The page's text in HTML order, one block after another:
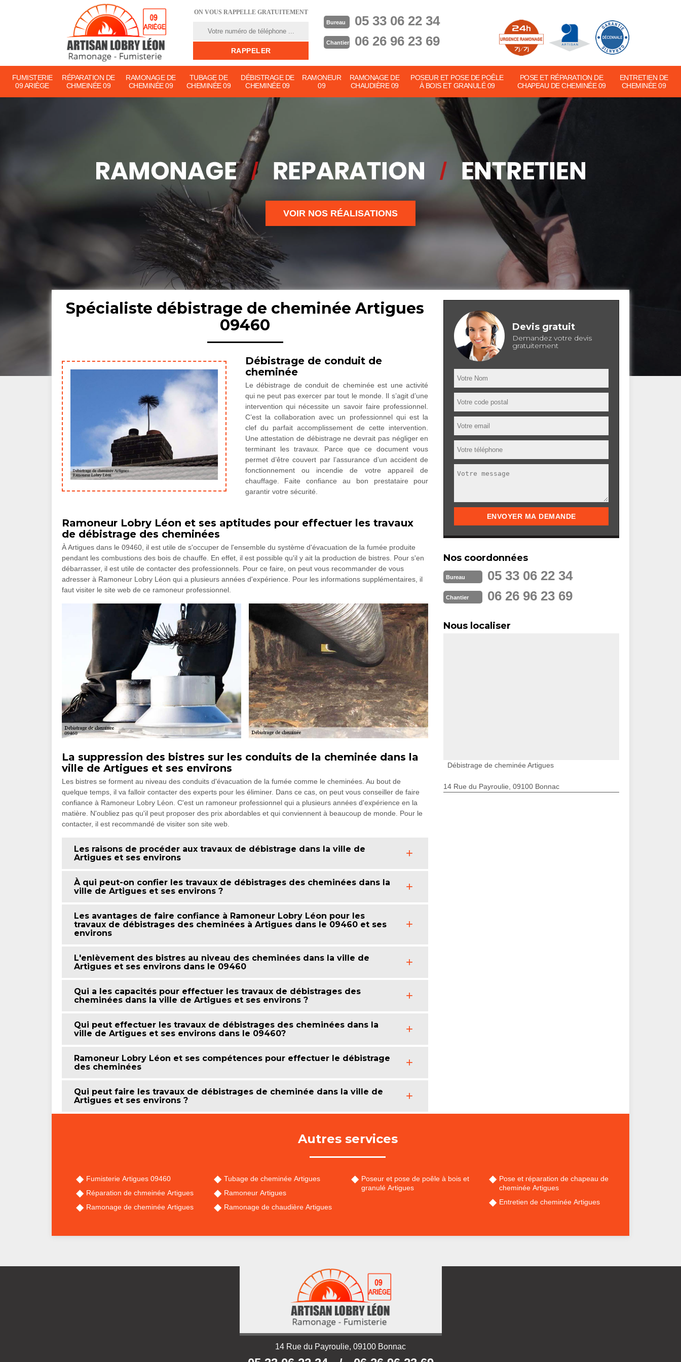
ON VOUS RAPPELLE GRATUITEMENT
Bureau 05 33 06 22 34
Chantier 06 26 96 23 69
FUMISTERIE
09 ARIÈGE
RÉPARATION DE
CHMEINÉE 09
RAMONAGE DE
CHEMINÉE 09
TUBAGE DE
CHEMINÉE 09
DÉBISTRAGE DE
CHEMINÉE 09
RAMONEUR
09
RAMONAGE DE
CHAUDIÈRE 09
POSEUR ET POSE DE POÊLE
À BOIS ET GRANULÉ 09
POSE ET RÉPARATION DE
CHAPEAU DE CHEMINÉE 09
ENTRETIEN DE
CHEMINÉE 09
VOIR NOS RÉALISATIONS
Spécialiste débistrage de cheminée Artigues
09460
Débistrage de conduit de
cheminée
Le débistrage de conduit de cheminée est une activité
qui ne peut pas exercer par tout le monde. Il s’agit d’une
intervention qui nécessite un savoir faire professionnel.
C’est la collaboration avec un professionnel qui est la
clef du parfait accomplissement de cette intervention.
Une attestation de débistrage ne devrait pas négliger en
terminant les travaux. Parce que ce document vous
permet d’être couvert par l’assurance d’un accident de
fonctionnement ou incendie de votre appareil de
chauffage. Faite confiance au bon prestataire pour
garantir votre sécurité.
Ramoneur Lobry Léon et ses aptitudes pour effectuer les travaux
de débistrage des cheminées
À Artigues dans le 09460, il est utile de s'occuper de l'ensemble du système d'évacuation de la fumée produite
pendant les combustions des bois de chauffe. En effet, il est possible qu'il y ait la production de bistres. Pour s'en
débarrasser, il est utile de contacter des professionnels. Pour ce faire, on peut vous recommander de vous
adresser à Ramoneur Lobry Léon qui a plusieurs années d'expérience. Pour les informations supplémentaires, il
faut visiter le site web de ce ramoneur professionnel.
La suppression des bistres sur les conduits de la cheminée dans la
ville de Artigues et ses environs
Les bistres se forment au niveau des conduits d'évacuation de la fumée comme le cheminées. Au bout de
quelque temps, il va falloir contacter des experts pour les éliminer. Dans ce cas, on peut vous conseiller de faire
confiance à Ramoneur Lobry Léon. C'est un ramoneur professionnel qui a plusieurs années d'expérience en la
matière. N'oubliez pas qu'il peut proposer des prix abordables et qui conviennent à beaucoup de monde. Pour le
contacter, il est recommandé de visiter son site web.
Les raisons de procéder aux travaux de débistrage dans la ville de
Artigues et ses environs
À qui peut-on confier les travaux de débistrages des cheminées dans la
ville de Artigues et ses environs ?
Les avantages de faire confiance à Ramoneur Lobry Léon pour les
travaux de débistrages des cheminées à Artigues dans le 09460 et ses
environs
L'enlèvement des bistres au niveau des cheminées dans la ville de
Artigues et ses environs dans le 09460
Qui a les capacités pour effectuer les travaux de débistrages des
cheminées dans la ville de Artigues et ses environs ?
Qui peut effectuer les travaux de débistrages des cheminées dans la
ville de Artigues et ses environs dans le 09460?
Ramoneur Lobry Léon et ses compétences pour effectuer le débistrage
des cheminées
Qui peut faire les travaux de débistrages de cheminée dans la ville de
Artigues et ses environs ?
Devis gratuit
Demandez votre devis
gratuitement
Nos coordonnées
Bureau 05 33 06 22 34
Chantier 06 26 96 23 69
Nous localiser
Débistrage de cheminée Artigues
14 Rue du Payroulie, 09100 Bonnac
Autres services
Fumisterie Artigues 09460
Réparation de chmeinée Artigues
Ramonage de cheminée Artigues
Tubage de cheminée Artigues
Ramoneur Artigues
Ramonage de chaudière Artigues
Poseur et pose de poêle à bois et
granulé Artigues
Pose et réparation de chapeau de
cheminée Artigues
Entretien de cheminée Artigues
14 Rue du Payroulie, 09100 Bonnac